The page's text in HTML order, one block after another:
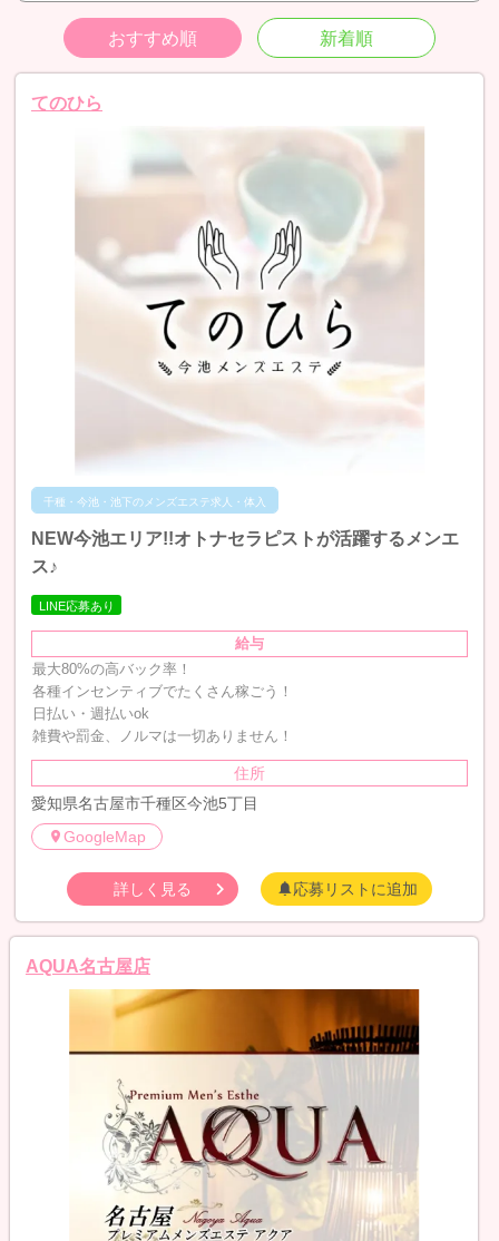
おすすめ順 新着順
てのひら
千種・今池・池下のメンズエステ求人・体入
NEW今池エリア!!オトナセラピストが活躍するメンエ
ス♪
LINE応募あり
給与
最大80%の高バック率！
各種インセンティブでたくさん稼ごう！
日払い・週払いok
雑費や罰金、ノルマは一切ありません！
住所
愛知県名古屋市千種区今池5丁目
GoogleMap
詳しく見る 応募リストに追加
AQUA名古屋店